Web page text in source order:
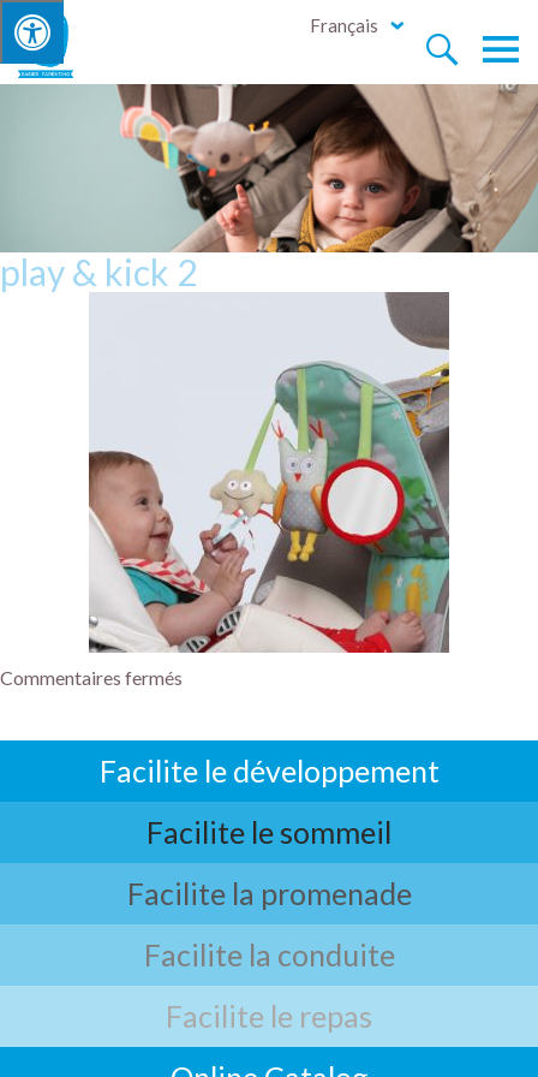


Français
play & kick 2
Commentaires fermés
Facilite le développement
Facilite le sommeil
Facilite la promenade
Facilite la conduite
Facilite le repas